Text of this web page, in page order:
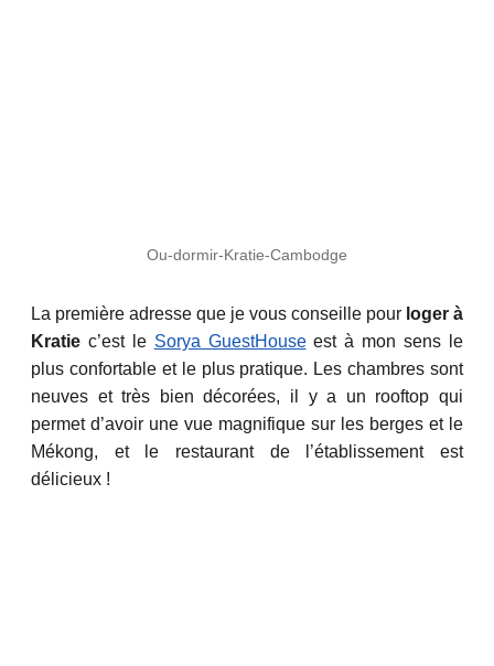
Ou-dormir-Kratie-Cambodge
La première adresse que je vous conseille pour loger à
Kratie c’est le Sorya GuestHouseest à mon sens le
plus confortable et le plus pratique. Les chambres sont
neuves et très bien décorées, il y a un rooftop qui
permet d’avoir une vue magnifique sur les berges et le
Mékong, et le restaurant de l’établissement est
délicieux !